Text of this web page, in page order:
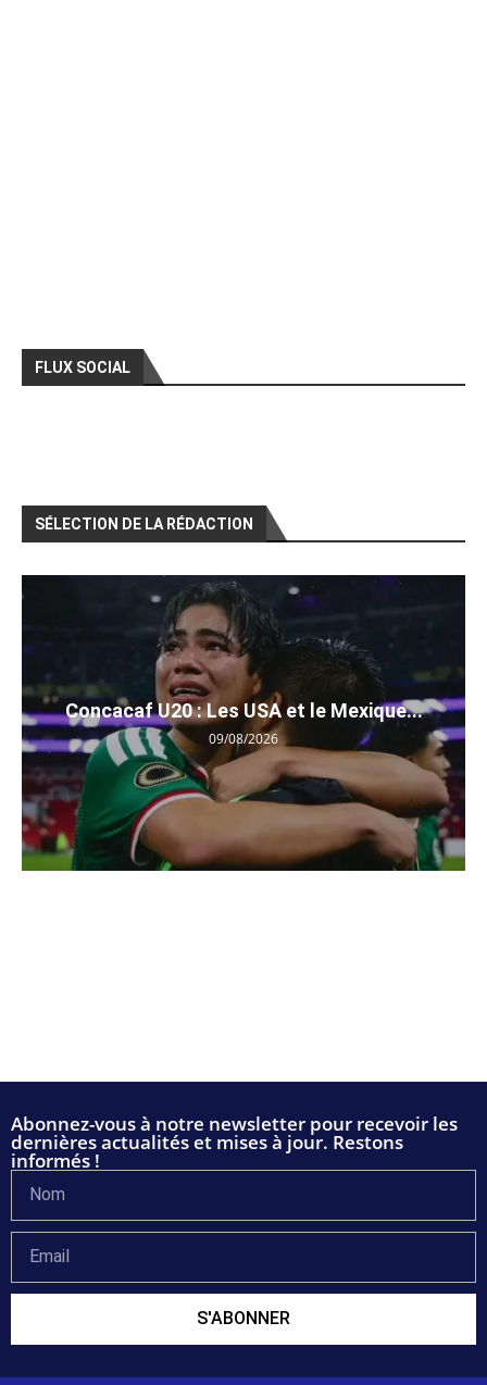
FLUX SOCIAL
SÉLECTION DE LA RÉDACTION
Concacaf U20 : Les USA et le Mexique...
09/08/2026
Abonnez-vous à notre newsletter pour recevoir les
dernières actualités et mises à jour. Restons
informés !
S'ABONNER